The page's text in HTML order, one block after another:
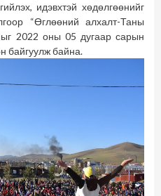
идэвхтэй хөдөлгөөнийг
“Өглөөний алхалт-Таны
2022 оны 05 дугаар сарын
байгуулж байна.